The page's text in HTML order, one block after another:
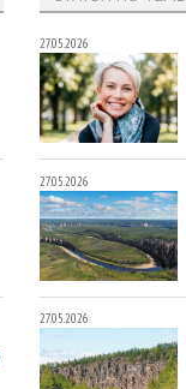
27.05.2026
27.05.2026
27.05.2026